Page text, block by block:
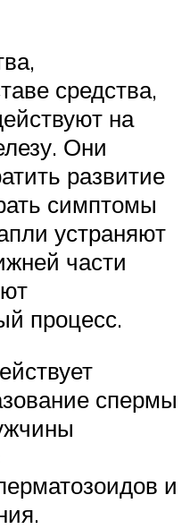
средства,
на
Они
развитие
симптомы
устраняют
части
процесс.
спермы
и